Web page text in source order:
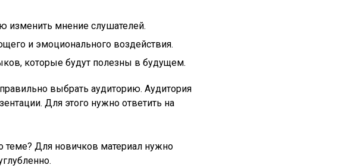
изменить мнение слушателей.
и эмоционального воздействия.
которые будут полезны в будущем.
выбрать аудиторию. Аудитория
Для этого нужно ответить на
теме? Для новичков материал нужно